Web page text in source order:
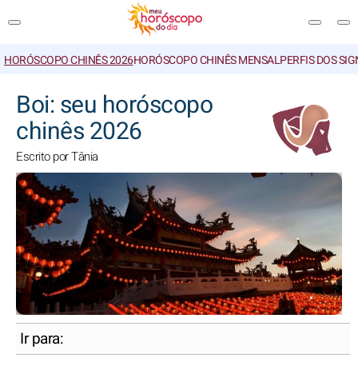
HORÓSCOPO CHINÊS 2026HORÓSCOPO CHINÊS MENSALPERFIS DOS
Boi: seu horóscopo
chinês 2026
Escrito por Tânia
Ir para: